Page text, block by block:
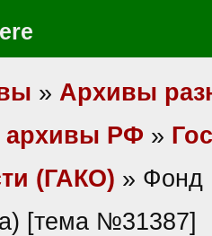
» Архивы
архивы РФ »
(ГАКО) » Фонд
[тема №31387]